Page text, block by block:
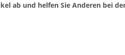
ab und helfen Sie Anderen bei